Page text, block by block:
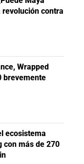
contra
Wrapped
brevemente
ecosistema
con más de 270